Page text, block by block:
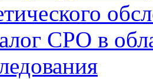
СРО в